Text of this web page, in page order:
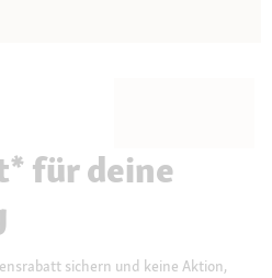
für deine
sichern und keine Aktion,